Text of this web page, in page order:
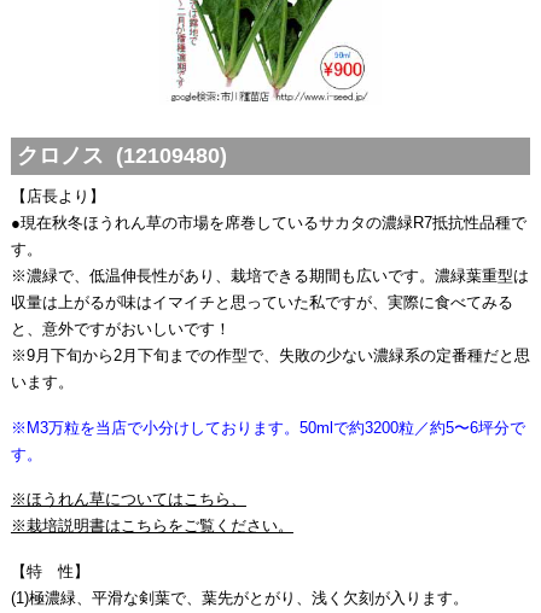
クロノス (12109480)
【店長より】
●現在秋冬ほうれん草の市場を席巻しているサカタの濃緑R7抵抗性品種で
す。
※濃緑で、低温伸長性があり、栽培できる期間も広いです。濃緑葉重型は
収量は上がるが味はイマイチと思っていた私ですが、実際に食べてみる
と、意外ですがおいしいです！
※9月下旬から2月下旬までの作型で、失敗の少ない濃緑系の定番種だと思
います。
※M3万粒を当店で小分けしております。50mlで約3200粒／約5〜6坪分で
す。
※ほうれん草についてはこちら、
※栽培説明書はこちらをご覧ください。
【特 性】
(1)極濃緑、平滑な剣葉で、葉先がとがり、浅く欠刻が入ります。